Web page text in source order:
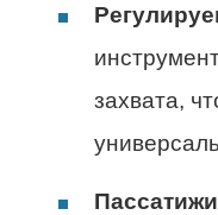
захвата,